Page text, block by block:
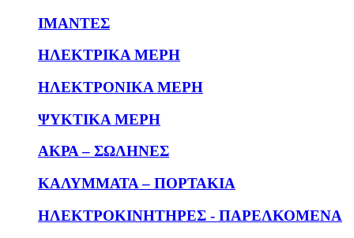
ΙΜΑΝΤΕΣ
ΗΛΕΚΤΡΙΚΑ ΜΕΡΗ
ΗΛΕΚΤΡΟΝΙΚΑ ΜΕΡΗ
ΨΥΚΤΙΚΑ ΜΕΡΗ
ΑΚΡΑ – ΣΩΛΗΝΕΣ
ΚΑΛΥΜΜΑΤΑ – ΠΟΡΤΑΚΙΑ
ΗΛΕΚΤΡΟΚΙΝΗΤΗΡΕΣ - ΠΑΡΕΛΚΟΜΕΝΑ